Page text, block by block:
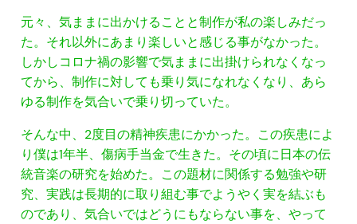
元々、気ままに出かけることと制作が私の楽しみだっ
た。それ以外にあまり楽しいと感じる事がなかった。
しかしコロナ禍の影響で気ままに出掛けられなくなっ
てから、制作に対しても乗り気になれなくなり、あら
ゆる制作を気合いで乗り切っていた。
そんな中、2度目の精神疾患にかかった。この疾患によ
り僕は1年半、傷病手当金で生きた。その頃に日本の伝
統音楽の研究を始めた。この題材に関係する勉強や研
究、実践は長期的に取り組む事でようやく実を結ぶも
のであり、気合いではどうにもならない事を、やって